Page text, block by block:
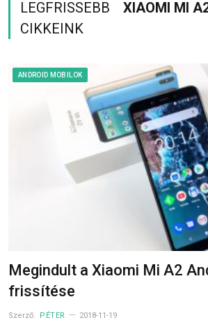
LEGFRISSEBB
XIAOMI MI
CIKKEINK
ANDROID MOBILOK
Megindult a Xiaomi Mi A2
frissítése
Szerző: PÉTER 2018-11-19